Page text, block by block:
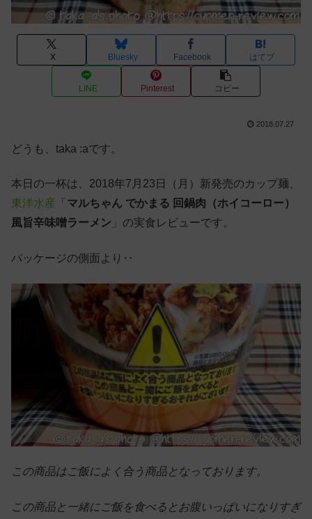
X Bluesky Facebook はてブ
LINE Pinterest コピー
2018.07.27
どうも、taka :aです。
本日の一杯は、2018年7月23日（月）新発売のカップ麺、
東洋水産 「 マルちゃん でかまる 回鍋肉（ホイコーロー）
風旨辛味噌ラーメン 」の実食レビューです。
パッケージの側面より‥
この商品はご飯によく合う商品となっております。
この商品と一緒にご飯を食べるとお腹いっぱいになりすぎ